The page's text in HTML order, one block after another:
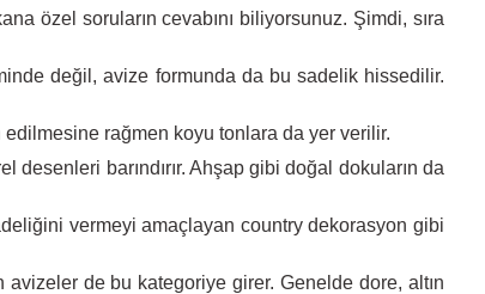
özel soruların cevabını biliyorsunuz. Şimdi, sıra
değil, avize formunda da bu sadelik hissedilir.
edilmesine rağmen koyu tonlara da yer verilir.
desenleri barındırır. Ahşap gibi doğal dokuların da
vermeyi amaçlayan country dekorasyon gibi
avizeler de bu kategoriye girer. Genelde dore, altın